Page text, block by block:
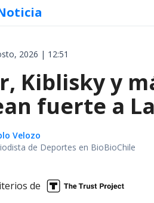
2026 | 12:51
Kiblisky y
fuerte a
Velozo
de Deportes en BioBioChile
de